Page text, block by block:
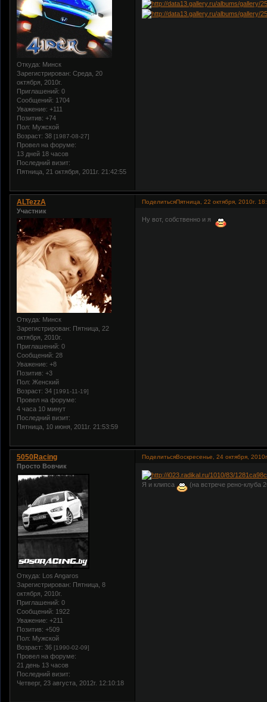
Откуда: Минск
Зарегистрирован: Среда, 20
октября, 2010г.
Приглашений: 0
Сообщений: 1704
Уважение: +111
Позитив: +74
Пол: Мужской
Возраст: 38 [1987-08-27]
Провел на форуме:
13 дней 18 часов
Последний визит:
Пятница, 21 октября, 2011г. 21:42:55
ПоделитьсяПятница, 22 октября, 2010г.
ALTezzA
Участник
Откуда: Минск
Зарегистрирован: Пятница, 22
октября, 2010г.
Приглашений: 0
Сообщений: 28
Уважение: +8
Позитив: +3
Пол: Женский
Возраст: 34 [1991-11-19]
Провел на форуме:
4 часа 10 минут
Последний визит:
Пятница, 10 июня, 2011г. 21:53:59
Ну вот, собственно и я
ПоделитьсяВоскресенье, 24 октября,
5050Racing
Просто Вовчик
Откуда: Los Angaros
Зарегистрирован: Пятница, 8
октября, 2010г.
Приглашений: 0
Сообщений: 1922
Уважение: +211
Позитив: +509
Пол: Мужской
Возраст: 36 [1990-02-09]
Провел на форуме:
21 день 13 часов
Последний визит:
Четверг, 23 августа, 2012г. 12:10:18
Я и клипса (на встрече рено-клуба